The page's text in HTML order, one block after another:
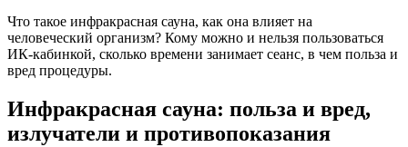
Что такое инфракрасная сауна, как она влияет на
человеческий организм? Кому можно и нельзя пользоваться
ИК-кабинкой, сколько времени занимает сеанс, в чем польза и
вред процедуры.
Инфракрасная сауна: польза и вред,
излучатели и противопоказания